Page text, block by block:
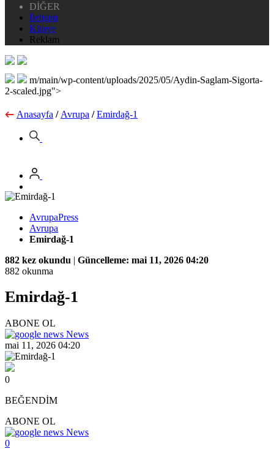
DİĞER
İletişim
Künye
Reklam
m/main/wp-content/uploads/2025/05/Aydin-Saglam-Sigorta-
2-scaled.jpg">
Anasayfa / Avrupa / Emirdağ-1
AvrupaPress
Avrupa
Emirdağ-1
882 kez okundu | Güncelleme: mai 11, 2026 04:20
882 okunma
Emirdağ-1
ABONE OL
News
mai 11, 2026 04:20
0
BEĞENDİM
ABONE OL
News
0